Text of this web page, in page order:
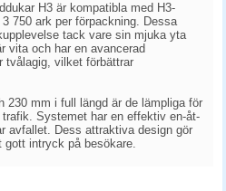
H3 är kompatibla med H3-
750 ark per förpackning. Dessa
tack vare sin mjuka yta
vita och har en avancerad
tvålagig, vilket förbättrar
230 mm i full längd är de lämpliga för
Systemet har en effektiv en-åt-
avfallet. Dess attraktiva design gör
gott intryck på besökare.